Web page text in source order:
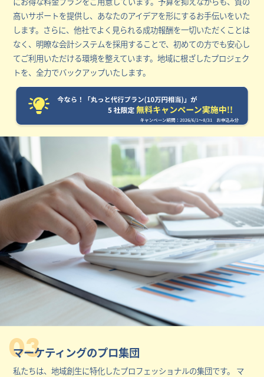
高いサポートを提供し、あなたのアイデアを形にするお手伝いをいた
します。さらに、他社でよく見られる成功報酬を一切いただくことは
なく、明瞭な会計システムを採用することで、初めての方でも安心し
てご利用いただける環境を整えています。地域に根ざしたプロジェク
トを、全力でバックアップいたします。
03
マーケティングのプロ集団
私たちは、地域創生に特化したプロフェッショナルの集団です。 マ